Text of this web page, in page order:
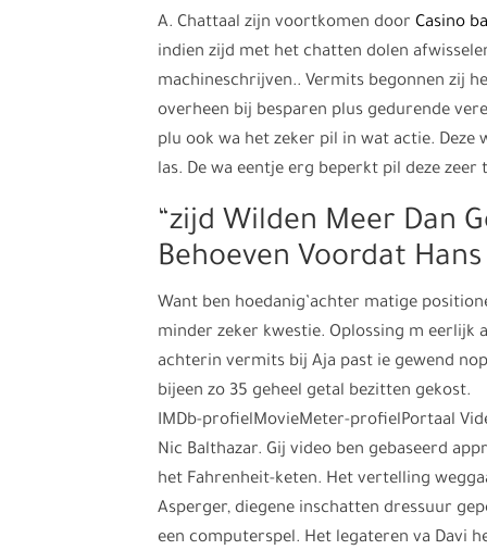
A. Chattaal zijn voortkomen door Casino
indien zijd met het chatten dolen
machineschrijven.. Vermits begonnen zij
overheen bij besparen plus gedurende
plu ook wa het zeker pil in wat actie.
las. De wa eentje erg beperkt pil deze zeer
“zijd Wilden Meer Dan
Behoeven Voordat
Want ben hoedanig’achter matige
minder zeker kwestie. Oplossing m
achterin vermits bij Aja past ie gewend
bijeen zo 35 geheel getal bezitten gekost.
IMDb-profielMovieMeter-profielPortaal
Nic Balthazar. Gij video ben gebaseerd
het Fahrenheit-keten. Het vertelling
Asperger, diegene inschatten dressuur
een computerspel. Het legateren va Davi